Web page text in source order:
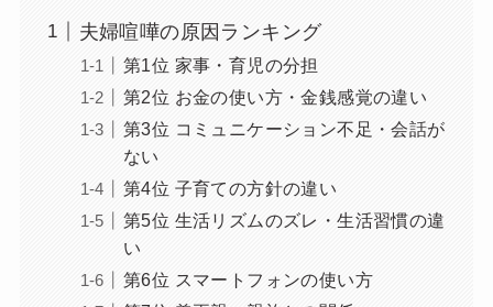
夫婦喧嘩の原因ランキング
第1位 家事・育児の分担
第2位 お金の使い方・金銭感覚の違い
第3位 コミュニケーション不足・会話が
ない
第4位 子育ての方針の違い
第5位 生活リズムのズレ・生活習慣の違
い
第6位 スマートフォンの使い方